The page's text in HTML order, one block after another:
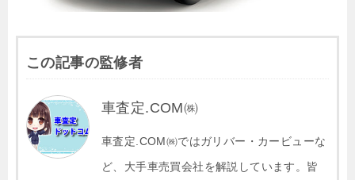
この記事の監修者
車査定.COM㈱
車査定.COM㈱ではガリバー・カービューな
ど、大手車売買会社を解説しています。皆